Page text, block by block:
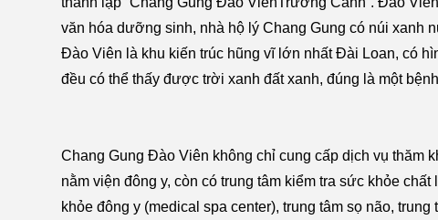
văn hóa dưỡng sinh, nhà hộ lý Chang Gung có núi xanh
Đào Viên là khu kiến trúc hũng vĩ lớn nhất Đài Loan, có
đều có thể thấy được trời xanh đất xanh, đúng là một
Chang Gung Đào Viên không chỉ cung cấp dịch vụ thăm
nằm viện đông y, còn có trung tâm kiểm tra sức khỏe
khỏe đông y (medical spa center), trung tâm sọ não,